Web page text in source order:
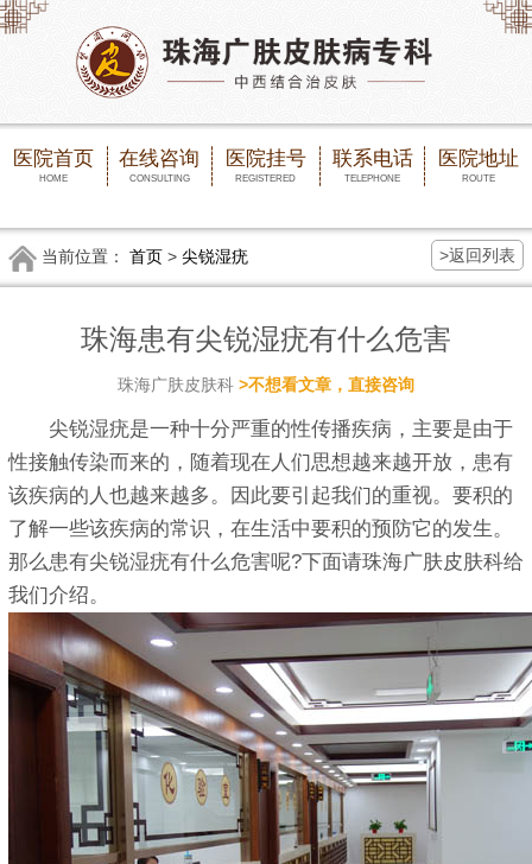
医院首页
HOME
在线咨询
CONSULTING
医院挂号
REGISTERED
联系电话
TELEPHONE
医院地址
ROUTE
当前位置： 首页> 尖锐湿疣 >返回列表
珠海患有尖锐湿疣有什么危害
珠海广肤皮肤科 >不想看文章，直接咨询
尖锐湿疣是一种十分严重的性传播疾病，主要是由于
性接触传染而来的，随着现在人们思想越来越开放，患有
该疾病的人也越来越多。因此要引起我们的重视。要积的
了解一些该疾病的常识，在生活中要积的预防它的发生。
那么患有尖锐湿疣有什么危害呢?下面请珠海广肤皮肤科给
我们介绍。